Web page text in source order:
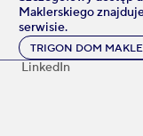
Maklerskiego
serwisie.
TRIGON DOM
LinkedIn